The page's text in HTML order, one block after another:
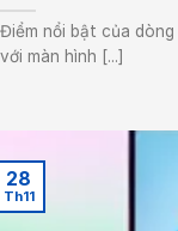
Điểm nổi bật của
với màn hình [...]
28
Th11